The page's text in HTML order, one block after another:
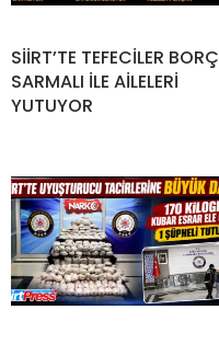
SİİRT’TE TEFECİLER BORÇ
SARMALI İLE AİLELERİ
YUTUYOR